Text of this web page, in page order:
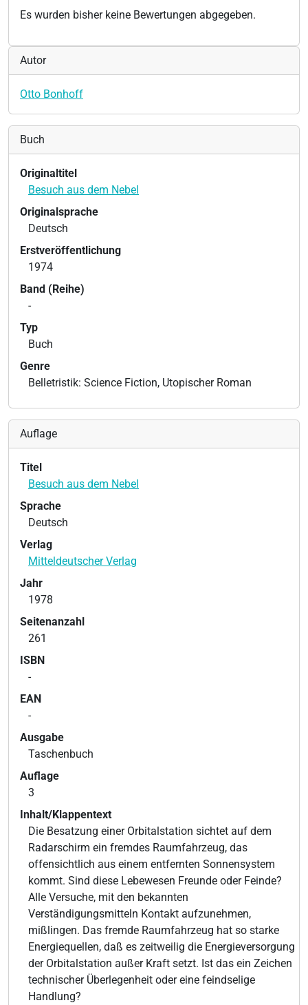
Es wurden bisher keine Bewertungen abgegeben.
Autor
Otto Bonhoff
Buch
Originaltitel
Besuch aus dem Nebel
Originalsprache
Deutsch
Erstveröffentlichung
1974
Band (Reihe)
-
Typ
Buch
Genre
Belletristik: Science Fiction, Utopischer Roman
Auflage
Titel
Besuch aus dem Nebel
Sprache
Deutsch
Verlag
Mitteldeutscher Verlag
Jahr
1978
Seitenanzahl
261
ISBN
-
EAN
-
Ausgabe
Taschenbuch
Auflage
3
Inhalt/Klappentext
Die Besatzung einer Orbitalstation sichtet auf dem
Radarschirm ein fremdes Raumfahrzeug, das
offensichtlich aus einem entfernten Sonnensystem
kommt. Sind diese Lebewesen Freunde oder Feinde?
Alle Versuche, mit den bekannten
Verständigungsmitteln Kontakt aufzunehmen,
mißlingen. Das fremde Raumfahrzeug hat so starke
Energiequellen, daß es zeitweilig die Energieversorgung
der Orbitalstation außer Kraft setzt. Ist das ein Zeichen
technischer Überlegenheit oder eine feindselige
Handlung?